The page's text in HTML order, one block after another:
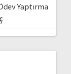
Yaptırma